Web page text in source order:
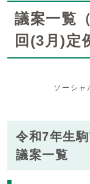
議案一覧
回(3月)定
ソーシャ
令和7年生
議案一覧